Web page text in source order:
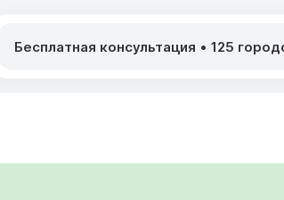
Бесплатная консультация • 125